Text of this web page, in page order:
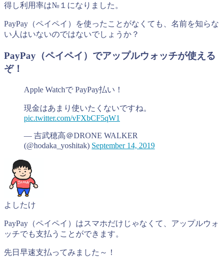
得し利用率は№１になりました。
PayPay（ペイペイ）を使ったことがなくても、名前を知らな
い人はいないのではないでしょうか？
PayPay（ペイペイ）でアップルウォッチが使える
ぞ！
Apple Watchで PayPay払い！
現金はあまり使いたくないですね。
pic.twitter.com/vFXbCF5qW1
— 吉武穂高＠DRONE WALKER
(@hodaka_yoshitak) September 14, 2019
よしたけ
PayPay（ペイペイ）はスマホだけじゃなくて、アップルウォ
ッチでも支払うことができます。
先日早速支払ってみました～！